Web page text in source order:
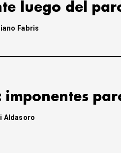
luego del
Fabris
imponentes
Aldasoro